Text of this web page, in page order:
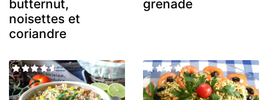
butternut,
noisettes et
coriandre
grenade